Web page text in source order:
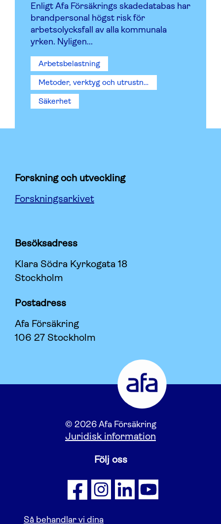
Enligt Afa Försäkrings skadedatabas har
brandpersonal högst risk för
arbetsolycksfall av alla kommunala
yrken. Nyligen...
Arbetsbelastning
Metoder, verktyg och utrustning
Säkerhet
Forskning och utveckling
Forskningsarkivet
Besöksadress
Klara Södra Kyrkogata 18
Stockholm
Postadress
Afa Försäkring
106 27 Stockholm
© 2026 Afa Försäkring
Juridisk information
Följ oss
Så behandlar vi dina